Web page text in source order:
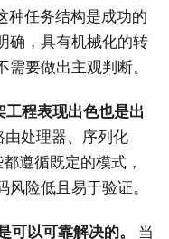
种任务结构是成功的
确，具有机械化的转
要做出主观判断。
程表现出色也是出
由处理器、序列化
遵循既定的模式，
险低且易于验证。
可以可靠解决的。
当